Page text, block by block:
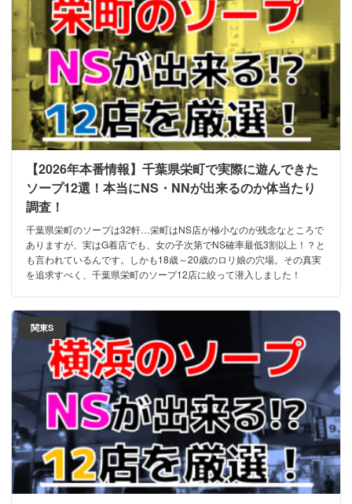
【2026年本番情報】千葉県栄町で実際に遊んできた
ソープ12選！本当にNS・NNが出来るのか体当たり
調査！
千葉県栄町のソープは32軒…栄町はNS店が極小なのが残念なところで
ありますが、実はG着店でも、女の子次第でNS確率最低3割以上！？と
も言われているんです。しかも18歳～20歳のロリ娘の穴場。その真実
を追求すべく、千葉県栄町のソープ12店に絞って潜入しました！
関東S